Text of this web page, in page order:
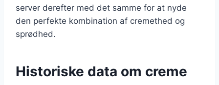
server derefter med det samme for at nyde
den perfekte kombination af cremethed og
sprødhed.
Historiske data om creme